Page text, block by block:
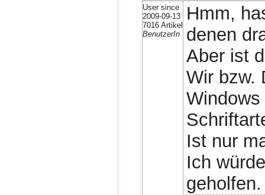
User since
2009-09-13
7016 Artikel
BenutzerIn
Hmm,
denen
Aber ist
Wir bzw.
Ist nur
Ich